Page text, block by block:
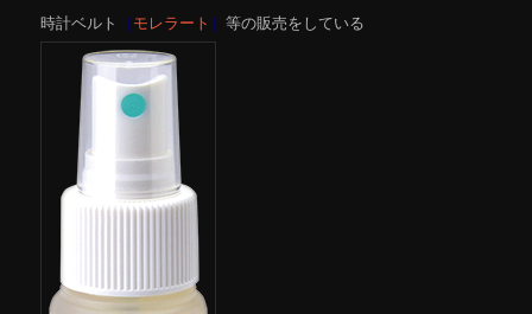
時計ベルト ［モレラート ］等の販売をしている